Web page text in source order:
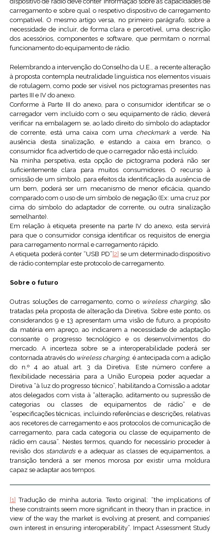
carregamento e sobre qual o respetivo dispositivo de carregamento
compatível. O mesmo artigo versa, no primeiro parágrafo, sobre a
necessidade de incluir, de forma clara e percetível, uma descrição
dos acessórios, componentes e software, que permitam o normal
funcionamento do equipamento de rádio.
Relembrando a intervenção do Conselho da U.E., a recente alteração
à proposta contempla neutralidade linguística nos elementos visuais
de rotulagem, como pode ser visível nos pictogramas presentes nas
partes III e IV do anexo.
Conforme à Parte III do anexo, para o consumidor identificar se o
carregador vem incluído com o seu equipamento de rádio, deverá
verificar na embalagem se, ao lado direito do símbolo do adaptador
de corrente, está uma caixa com uma checkmarka verde. Na
ausência desta sinalização, e estando a caixa em branco, o
consumidor fica advertido de que o carregador não está incluído.
Na minha perspetiva, esta opção de pictograma poderá não ser
suficientemente clara para muitos consumidores. O recurso à
omissão de um símbolo, para efeitos da identificação da ausência de
um bem, poderá ser um mecanismo de menor eficácia, quando
comparado com o uso de um símbolo de negação (Ex: uma cruz por
cima do símbolo do adaptador de corrente, ou outra sinalização
semelhante).
Em relação à etiqueta presente na parte IV do anexo, esta servirá
para que o consumidor consiga identificar os requisitos de energia
para carregamento normal e carregamento rápido.
A etiqueta poderá conter “USB PD” [2] se um determinado dispositivo
de rádio contemplar este protocolo de carregamento.
Sobre o futuro
Outras soluções de carregamento, como o wireless charging, são
tratadas pela proposta de alteração da Diretiva. Sobre este ponto, os
considerandos 9 e 13 apresentam uma visão de futuro, a propósito
da matéria em apreço, ao indicarem a necessidade de adaptação
consoante o progresso tecnológico e os desenvolvimentos do
mercado. A incerteza sobre se a interoperabilidade poderá ser
contornada através do wireless charging, é antecipada com a adição
do n.º 4 ao atual art. 3 da Diretiva. Este número confere a
flexibilidade necessária para a União Europeia poder aquedar a
Diretiva “à luz do progresso técnico”, habilitando a Comissão a adotar
atos delegados com vista à “alteração, aditamento ou supressão de
categorias ou classes de equipamentos de rádio” e de
“especificações técnicas, incluindo referências e descrições, relativas
aos recetores de carregamento e aos protocolos de comunicação de
carregamento, para cada categoria ou classe de equipamento de
rádio em causa”. Nestes termos, quando for necessário proceder à
revisão dos standardse a adequar as classes de equipamentos, a
transição tenderá a ser menos morosa por existir uma moldura
capaz se adaptar aos tempos.
[1] Tradução de minha autoria. Texto original: “the implications of
these constraints seem more significant in theory than in practice, in
view of the way the market is evolving at present, and companies’
own interest in ensuring interoperability”. Impact Assessment Study